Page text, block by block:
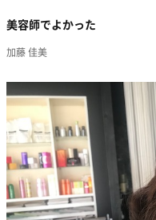
美容師でよかった
加藤 佳美